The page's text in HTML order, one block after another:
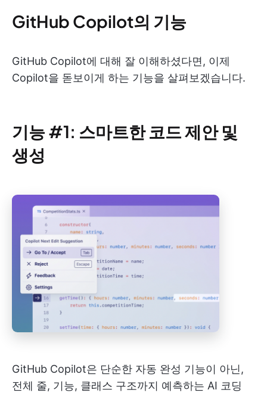
GitHub Copilot의 기능
GitHub Copilot에 대해 잘 이해하셨다면, 이제
Copilot을 돋보이게 하는 기능을 살펴보겠습니다.
기능 #1: 스마트한 코드 제안 및
생성
GitHub Copilot은 단순한 자동 완성 기능이 아닌,
전체 줄, 기능, 클래스 구조까지 예측하는 AI 코딩